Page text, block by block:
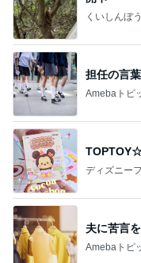
くいしんぼ
担任の言
Amebaトピ
ディズニー
夫に苦言
Amebaトピ